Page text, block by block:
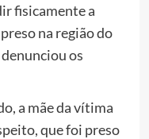
fisicamente a
na região do
os
a mãe da vítima
que foi preso